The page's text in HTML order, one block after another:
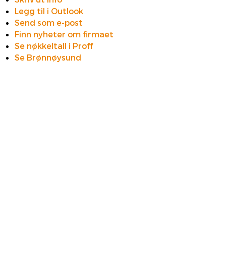
Legg til i Outlook
Send som e-post
Finn nyheter om firmaet
Se nøkkeltall i Proff
Se Brønnøysund